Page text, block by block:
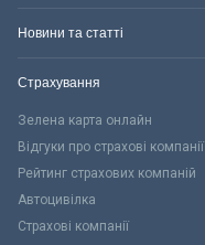
Новини та статті
Страхування
Зелена карта онлайн
Відгуки про страхові компанії
Рейтинг страхових компаній
Автоцивілка
Страхові компанії